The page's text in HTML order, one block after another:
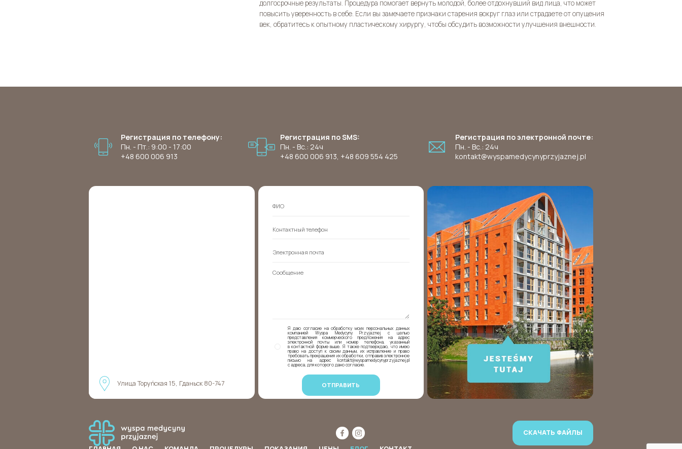
долгосрочные результаты. Процедура помогает вернуть молодой, более отдохнувший вид лица, что может
повысить уверенность в себе. Если вы замечаете признаки старения вокруг глаз или страдаете от опущения
век, обратитесь к опытному пластическому хирургу, чтобы обсудить возможности улучшения внешности.
Регистрация по телефону:
Пн. - Пт.: 9:00 - 17:00
+48 600 006 913
Регистрация по SMS:
Пн. - Вс.: 24ч
+48 600 006 913, +48 609 554 425
Регистрация по электронной почте:
Пн. - Вс.: 24ч
kontakt@wyspamedycynyprzyjaznej.pl
Улица Торуńская 15, Гданьск 80-747
Я даю согласие на обработку моих персональных данных
компанией Wyspa Medycyny Przyjaznej с целью
представления коммерческого предложения на адрес
электронной почты или номер телефона, указанный
в контактной форме выше. Я также подтверждаю, что имею
право на доступ к своим данным, их исправление и право
требовать прекращения их обработки, отправив электронное
письмо на адрес kontakt@wyspamedycynyprzyjaznej.pl
с адреса, для которого дано согласие.
СКАЧАТЬ ФАЙЛЫ